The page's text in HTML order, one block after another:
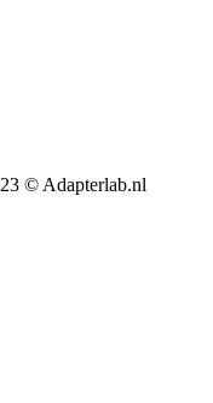
© Adapterlab.nl